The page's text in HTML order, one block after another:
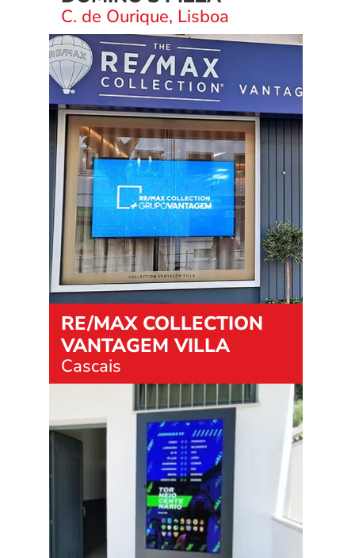
C. de Ourique, Lisboa
RE/MAX COLLECTION
VANTAGEM VILLA
Cascais